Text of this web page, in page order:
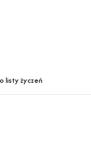
listy życzeń